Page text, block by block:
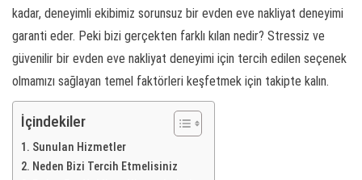
kadar, deneyimli ekibimiz sorunsuz bir evden eve nakliyat deneyimi
garanti eder. Peki bizi gerçekten farklı kılan nedir? Stressiz ve
güvenilir bir evden eve nakliyat deneyimi için tercih edilen seçenek
olmamızı sağlayan temel faktörleri keşfetmek için takipte kalın.
İçindekiler
Sunulan Hizmetler
Neden Bizi Tercih Etmelisiniz